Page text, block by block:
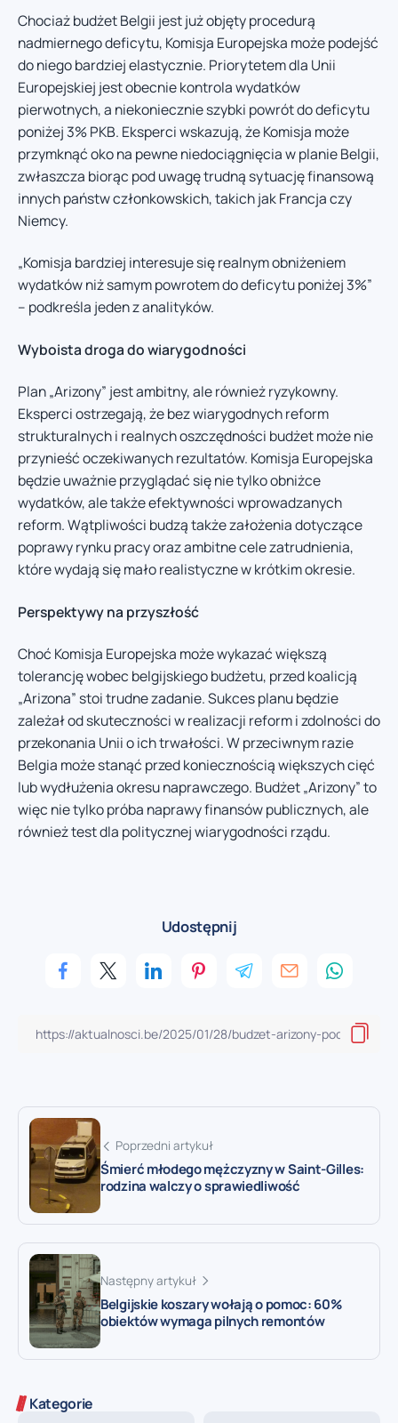
Chociaż budżet Belgii jest już objęty procedurą
nadmiernego deficytu, Komisja Europejska może podejść
do niego bardziej elastycznie. Priorytetem dla Unii
Europejskiej jest obecnie kontrola wydatków
pierwotnych, a niekoniecznie szybki powrót do deficytu
poniżej 3% PKB. Eksperci wskazują, że Komisja może
przymknąć oko na pewne niedociągnięcia w planie Belgii,
zwłaszcza biorąc pod uwagę trudną sytuację finansową
innych państw członkowskich, takich jak Francja czy
Niemcy.
„Komisja bardziej interesuje się realnym obniżeniem
wydatków niż samym powrotem do deficytu poniżej 3%”
– podkreśla jeden z analityków.
Wyboista droga do wiarygodności
Plan „Arizony” jest ambitny, ale również ryzykowny.
Eksperci ostrzegają, że bez wiarygodnych reform
strukturalnych i realnych oszczędności budżet może nie
przynieść oczekiwanych rezultatów. Komisja Europejska
będzie uważnie przyglądać się nie tylko obniżce
wydatków, ale także efektywności wprowadzanych
reform. Wątpliwości budzą także założenia dotyczące
poprawy rynku pracy oraz ambitne cele zatrudnienia,
które wydają się mało realistyczne w krótkim okresie.
Perspektywy na przyszłość
Choć Komisja Europejska może wykazać większą
tolerancję wobec belgijskiego budżetu, przed koalicją
„Arizona” stoi trudne zadanie. Sukces planu będzie
zależał od skuteczności w realizacji reform i zdolności do
przekonania Unii o ich trwałości. W przeciwnym razie
Belgia może stanąć przed koniecznością większych cięć
lub wydłużenia okresu naprawczego. Budżet „Arizony” to
więc nie tylko próba naprawy finansów publicznych, ale
również test dla politycznej wiarygodności rządu.
Udostępnij
Poprzedni artykuł
Śmierć młodego mężczyzny w Saint-Gilles:
rodzina walczy o sprawiedliwość
Następny artykuł
Belgijskie koszary wołają o pomoc: 60%
obiektów wymaga pilnych remontów
Kategorie